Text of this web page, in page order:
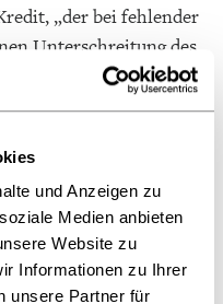
und Anzeigen zu
Medien anbieten
Website zu
Informationen zu Ihrer
unsere Partner für
„der bei fehlender
Unterschreitung des
BGH bezieht sich hierbei
Danach kann
Endpreis dann um
Begründung deutlich
die Gewährung von
als der
Auch könne die